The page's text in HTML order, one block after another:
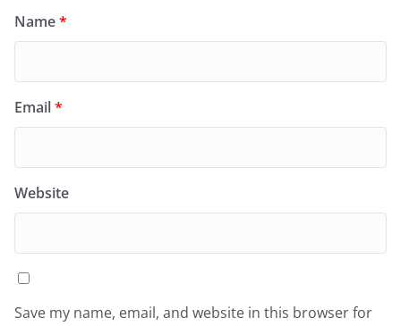
Name*
Email*
Website
Save my name, email, and website in this browser for